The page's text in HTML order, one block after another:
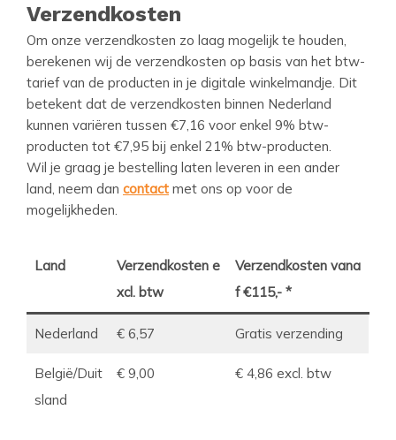
Verzendkosten
Om onze verzendkosten zo laag mogelijk te houden,
berekenen wij de verzendkosten op basis van het btw-
tarief van de producten in je digitale winkelmandje. Dit
betekent dat de verzendkosten binnen Nederland
kunnen variëren tussen €7,16 voor enkel 9% btw-
producten tot €7,95 bij enkel 21% btw-producten.
Wil je graag je bestelling laten leveren in een ander
land, neem dan contact met ons op voor de
mogelijkheden.
Land
Verzendkosten e
xcl. btw
Verzendkosten vana
f €115,- *
Nederland € 6,57 Gratis verzending
België/Duit
sland
€ 9,00 € 4,86 excl. btw